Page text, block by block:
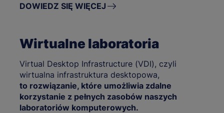
DOWIEDZ SIĘ WIĘCEJ
Wirtualne laboratoria
Virtual Desktop Infrastructure (VDI), czyli
wirtualna infrastruktura desktopowa,
to rozwiązanie, które umożliwia zdalne
korzystanie z pełnych zasobów naszych
laboratoriów komputerowych.